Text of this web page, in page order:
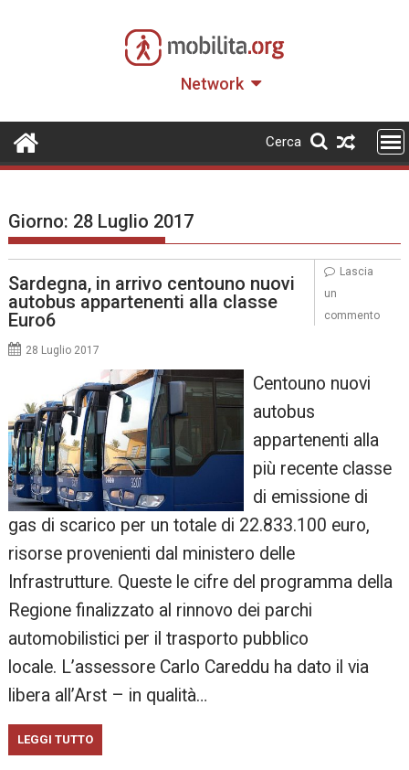
Network
Cerca
Giorno: 28 Luglio 2017
Sardegna, in arrivo centouno nuovi
autobus appartenenti alla classe
Euro6
28 Luglio 2017
Centouno nuovi
autobus
appartenenti alla
più recente classe
di emissione di
gas di scarico per un totale di 22.833.100 euro,
risorse provenienti dal ministero delle
Infrastrutture. Queste le cifre del programma della
Regione finalizzato al rinnovo dei parchi
automobilistici per il trasporto pubblico
locale. L’assessore Carlo Careddu ha dato il via
libera all’Arst – in qualità…
LEGGI TUTTO
Lascia
un
commento